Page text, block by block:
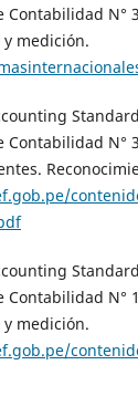
Contabilidad N°
y medición.
N°
N°
y medición.